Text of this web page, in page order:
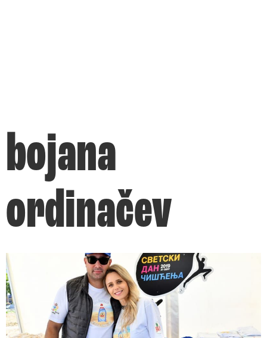
bojana
ordinačev